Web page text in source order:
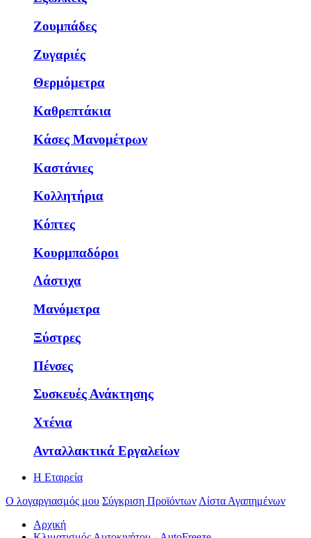
Ζουμπάδες
Ζυγαριές
Θερμόμετρα
Καθρεπτάκια
Κάσες Μανομέτρων
Καστάνιες
Κολλητήρια
Κόπτες
Κουρμπαδόροι
Λάστιχα
Μανόμετρα
Ξύστρες
Πένσες
Συσκευές Ανάκτησης
Χτένια
Ανταλλακτικά Εργαλείων
Η Εταιρεία
Ο λογαργιασμός μου Σύγκριση ΠροϊόντωνΛίστα Αγαπημένων
Αρχική